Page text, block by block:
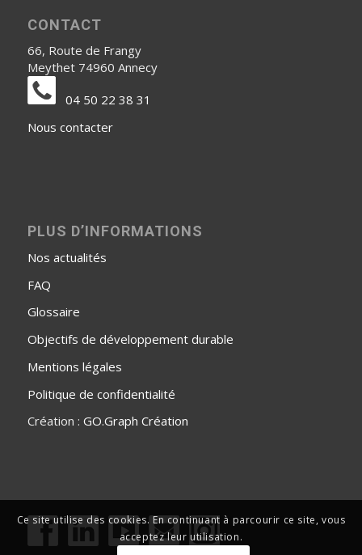
CONTACT
66, Route de Frangy
Meythet 74960 Annecy
04 50 22 38 31
Nous contacter
PLUS D’INFORMATIONS
Nos actualités
FAQ
Glossaire
Objectifs de développement durable
Mentions légales
Politique de confidentialité
Création : GO.Graph Création
Ce site utilise des cookies. En continuant à parcourir ce site, vous
acceptez leur utilisation.